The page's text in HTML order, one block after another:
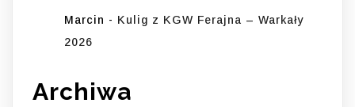
Marcin - Kulig z KGW Ferajna – Warkały
2026
Archiwa